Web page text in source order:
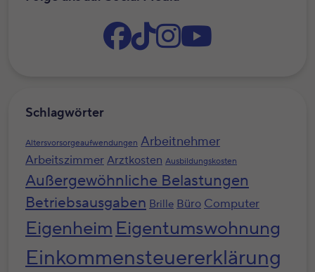
Schlagwörter
Altersvorsorgeaufwendungen Arbeitnehmer
Arbeitszimmer Arztkosten Ausbildungskosten
Außergewöhnliche Belastungen
Betriebsausgaben Brille Büro Computer
Eigenheim Eigentumswohnung
Einkommensteuererklärung